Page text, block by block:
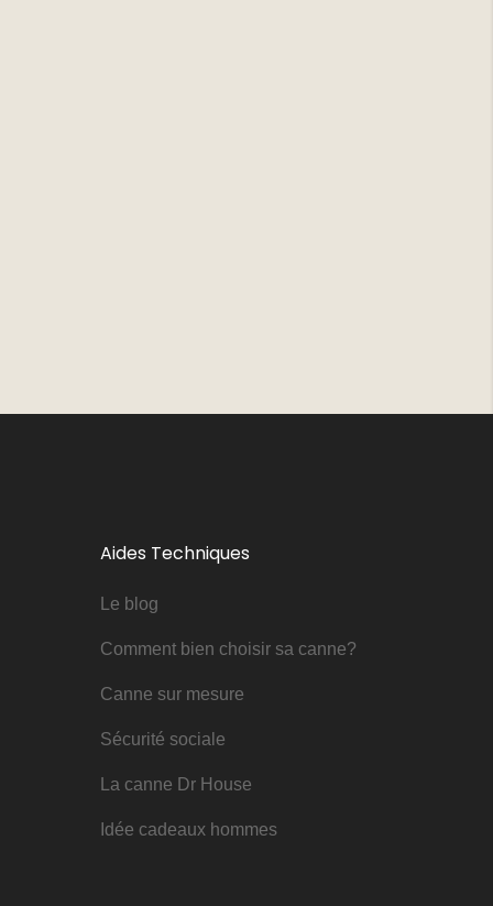
Aides Techniques
Le blog
Comment bien choisir sa canne?
Canne sur mesure
Sécurité sociale
La canne Dr House
Idée cadeaux hommes